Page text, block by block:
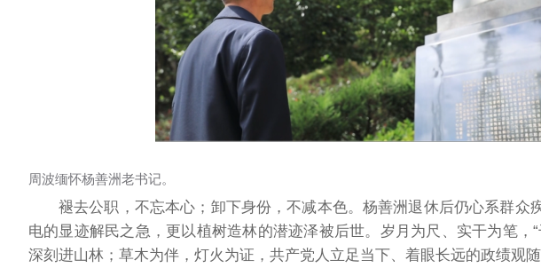
周波缅怀杨善洲老书记。
褪去公职，不忘本心；卸下身份，不减本色。杨善洲退休后仍心系群众
电的显迹解民之急，更以植树造林的潜迹泽被后世。岁月为尺、实干为笔，
深刻进山林；草木为伴，灯火为证，共产党人立足当下、着眼长远的政绩观随